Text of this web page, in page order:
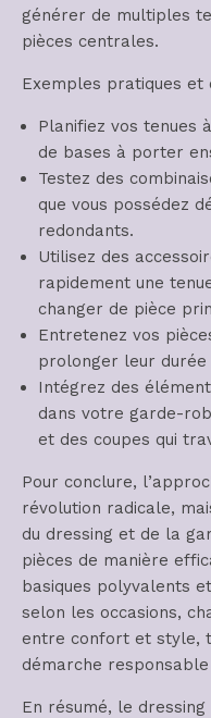
générer de multiples
pièces centrales.
Exemples pratiques et
Planifiez vos tenues
de bases à porter
Testez des
que vous possédez
redondants.
Utilisez des
rapidement une
changer de pièce
Entretenez vos
prolonger leur
Intégrez des
dans votre garde-
et des coupes qui
Pour conclure,
révolution radicale,
du dressing et de la
pièces de manière
basiques polyvalents
selon les occasions,
entre confort et style,
démarche
En résumé, le